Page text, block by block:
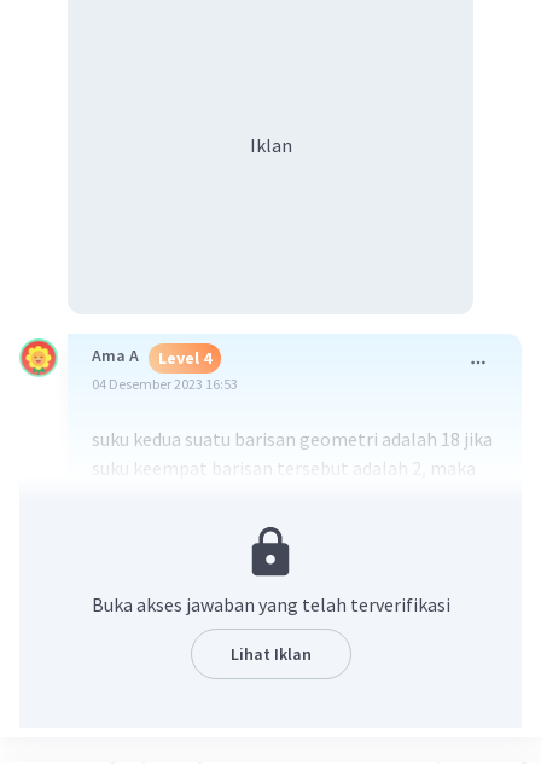
Iklan
Ama A Level 4
04 Desember 2023 16:53
suku kedua suatu barisan geometri adalah 18 jika
suku keempat barisan tersebut adalah 2, maka
jadi, jawabanya adalah 9
·0.0
Buka akses jawaban yang telah terverifikasi
Lihat Iklan